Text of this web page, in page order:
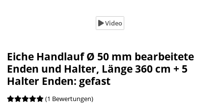
Video
Eiche Handlauf Ø 50 mm bearbeitete
Enden und Halter, Länge 360 cm + 5
Halter Enden: gefast
(1 Bewertungen)